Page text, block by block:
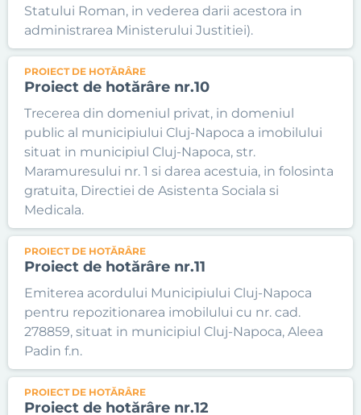
Statului Roman, in vederea darii acestora in
administrarea Ministerului Justitiei).
PROIECT DE HOTĂRÂRE
Proiect de hotărâre nr.10
Trecerea din domeniul privat, in domeniul
public al municipiului Cluj-Napoca a imobilului
situat in municipiul Cluj-Napoca, str.
Maramuresului nr. 1 si darea acestuia, in folosinta
gratuita, Directiei de Asistenta Sociala si
Medicala.
PROIECT DE HOTĂRÂRE
Proiect de hotărâre nr.11
Emiterea acordului Municipiului Cluj-Napoca
pentru repozitionarea imobilului cu nr. cad.
278859, situat in municipiul Cluj-Napoca, Aleea
Padin f.n.
PROIECT DE HOTĂRÂRE
Proiect de hotărâre nr.12